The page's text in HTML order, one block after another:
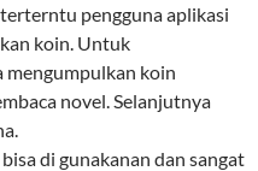
pengguna aplikasi
koin. Untuk
mengumpulkan koin
novel. Selanjutnya
di gunakanan dan sangat